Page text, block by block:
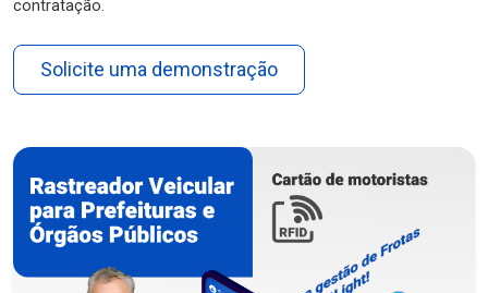
contratação.
Solicite uma demonstração